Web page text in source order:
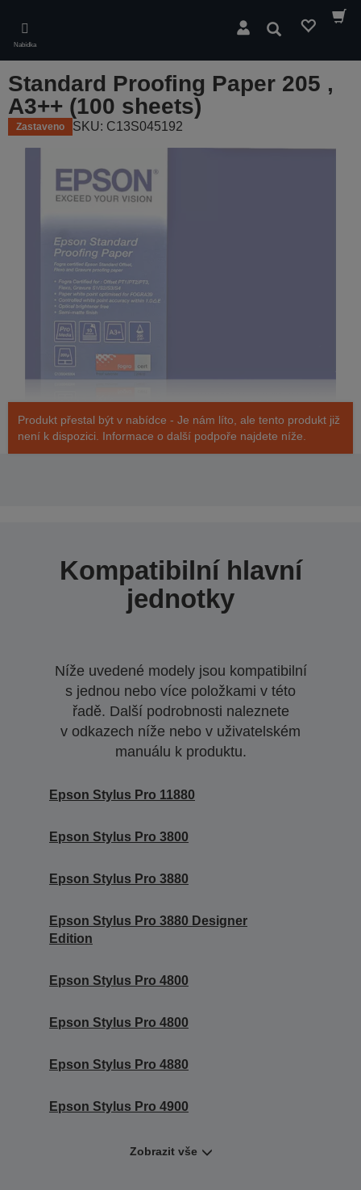
main
content
Nabídka
Hledat
Standard Proofing Paper 205 ,
A3++ (100 sheets)
Zastaveno SKU: C13S045192
Produkt přestal být v nabídce - Je nám líto, ale tento produkt již
není k dispozici. Informace o další podpoře najdete níže.
Kompatibilní hlavní
jednotky
Níže uvedené modely jsou kompatibilní
s jednou nebo více položkami v této
řadě. Další podrobnosti naleznete
v odkazech níže nebo v uživatelském
manuálu k produktu.
Epson Stylus Pro 11880
Epson Stylus Pro 3800
Epson Stylus Pro 3880
Epson Stylus Pro 3880 Designer
Edition
Epson Stylus Pro 4800
Epson Stylus Pro 4800
Epson Stylus Pro 4880
Epson Stylus Pro 4900
Zobrazit vše